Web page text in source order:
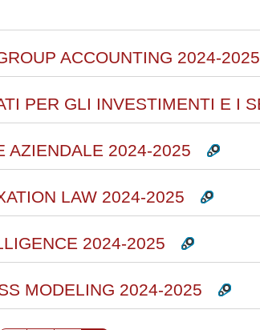
ACCOUNTING 2024-2025
PER GLI INVESTIMENTI E I
AZIENDALE 2024-2025
LAW 2024-2025
2024-2025
MODELING 2024-2025